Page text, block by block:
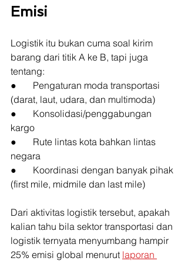
Emisi
Logistik itu bukan cuma soal kirim
barang dari titik A ke B, tapi juga
tentang:
●       Pengaturan moda transportasi
(darat, laut, udara, dan multimoda)
●       Konsolidasi/penggabungan
kargo
●       Rute lintas kota bahkan lintas
negara
●       Koordinasi dengan banyak pihak
(first mile, midmile dan last mile)
Dari aktivitas logistik tersebut, apakah
kalian tahu bila sektor transportasi dan
logistik ternyata menyumbang hampir
25% emisi global menurut laporan